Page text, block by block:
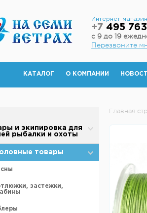
Интернет магазин
+7 495
с 9 до 19
Перезвоните
КАТАЛОГ О КОМПАНИИ
и экипировка для
рыбалки и охоты
для зимней рыбалки
для зимней палатки
для палаток
товары
застежки,
Главная